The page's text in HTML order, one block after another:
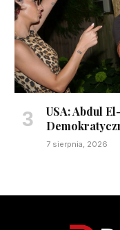
USA: Abdul
7 sierpnia, 2026